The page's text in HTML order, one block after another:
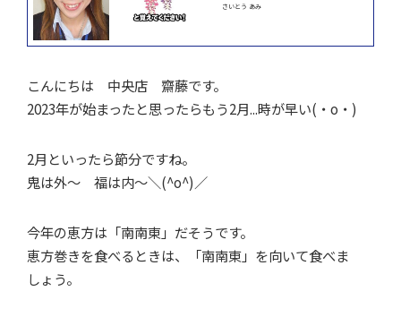
さいとう あみ
こんにちは 中央店 齋藤です。
2023年が始まったと思ったらもう2月...時が早い(・o・)
2月といったら節分ですね。
鬼は外～ 福は内～＼(^o^)／
今年の恵方は「南南東」だそうです。
恵方巻きを食べるときは、「南南東」を向いて食べま
しょう。